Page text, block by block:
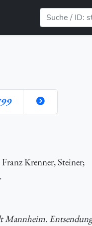
Krenner, Steiner;
Mannheim.